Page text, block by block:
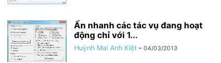
Ẩn nhanh các tác vụ đang hoạt
động chỉ với 1...
Huỳnh Mai Anh Kiệt - 04/03/2013